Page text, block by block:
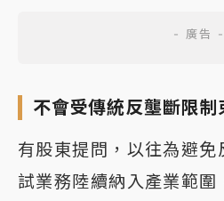
不會受傳統反壟斷限制
有股東提問，以往為避
試業務陸續納入產業範